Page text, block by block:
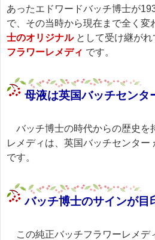
あったエドワードバッチ博士が
で、その当時から現在まで全く
士のオリジナルとして受け継がれ
フラワーレメディ です。
母液は英国バッチセンタ
バッチ博士の時代からの歴史を
レメディは、 英国バッチセンター
です。
バッチ博士のサインが目
この純正バッチフラワーレメデ